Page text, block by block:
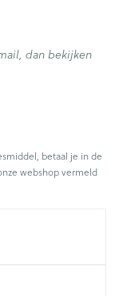
betaal je in de
webshop vermeld
dan bekijken